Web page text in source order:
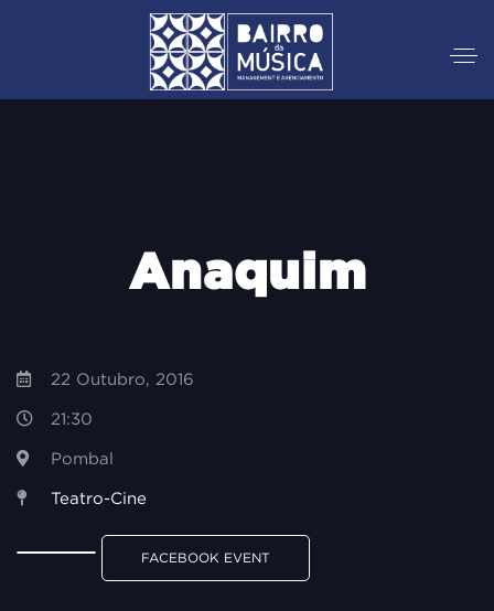
Anaquim
22 Outubro, 2016
21:30
Pombal
Teatro-Cine
FACEBOOK EVENT